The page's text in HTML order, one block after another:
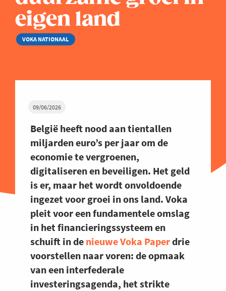
eigen land
VOKA NATIONAAL
09/06/2026
België heeft nood aan tientallen
miljarden euro’s per jaar om de
economie te vergroenen,
digitaliseren en beveiligen. Het geld
is er, maar het wordt onvoldoende
ingezet voor groei in ons land. Voka
pleit voor een fundamentele omslag
in het financieringssysteem en
schuift in de nieuwe Voka Paperdrie
voorstellen naar voren: de opmaak
van een interfederale
investeringsagenda, het strikte